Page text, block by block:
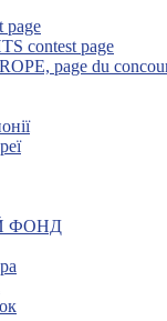
page
contest page
page du
ФОНД